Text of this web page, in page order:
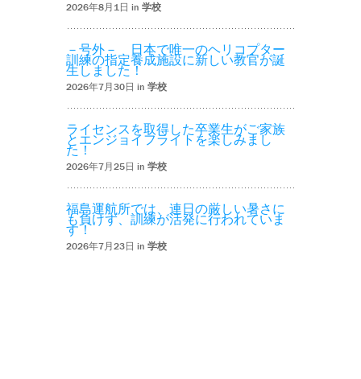
2026年8月1日 in 学校
－号外－ 日本で唯一のヘリコプター
訓練の指定養成施設に新しい教官が誕
生しました！
2026年7月30日 in 学校
ライセンスを取得した卒業生がご家族
とエンジョイフライトを楽しみまし
た！
2026年7月25日 in 学校
福島運航所では、連日の厳しい暑さに
も負けず、訓練が活発に行われていま
す！
2026年7月23日 in 学校